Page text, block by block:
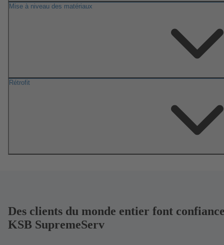
Mise à niveau des matériaux
Rétrofit
Des clients du monde entier font
KSB SupremeServ